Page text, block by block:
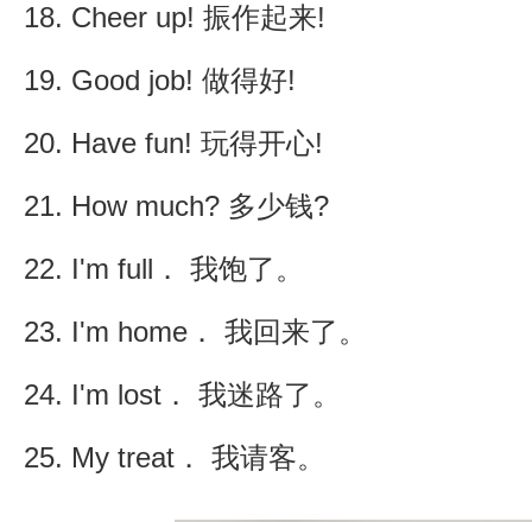
18. Cheer up! 振作起来!
19. Good job! 做得好!
20. Have fun! 玩得开心!
21. How much? 多少钱?
22. I'm full． 我饱了。
23. I'm home． 我回来了。
24. I'm lost． 我迷路了。
25. My treat． 我请客。